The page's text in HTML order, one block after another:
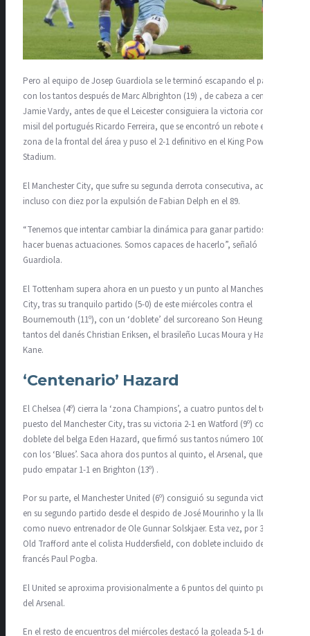
Pero al equipo de Josep Guardiola se le terminó escapando el partido
con los tantos después de Marc Albrighton (19) , de cabeza a centro de
Jamie Vardy, antes de que el Leicester consiguiera la victoria con un
misil del portugués Ricardo Ferreira, que se encontró un rebote en la
zona de la frontal del área y puso el 2-1 definitivo en el King Power
Stadium.
El Manchester City, que sufre su segunda derrota consecutiva, acabó
incluso con diez por la expulsión de Fabian Delph en el 89.
“Tenemos que intentar cambiar la dinámica para ganar partidos y
hacer buenas actuaciones. Somos capaces de hacerlo”, señaló
Guardiola.
El Tottenham supera ahora en un puesto y un punto al Manchester
City, tras su tranquilo partido (5-0) de este miércoles contra el
Bournemouth (11º), con un ‘doblete’ del surcoreano Son Heung-min y
tantos del danés Christian Eriksen, el brasileño Lucas Moura y Harry
Kane.
‘Centenario’ Hazard
El Chelsea (4º) cierra la ‘zona Champions’, a cuatro puntos del tercer
puesto del Manchester City, tras su victoria 2-1 en Watford (9º) con un
doblete del belga Eden Hazard, que firmó sus tantos número 100 y 101
con los ‘Blues’. Saca ahora dos puntos al quinto, el Arsenal, que sólo
pudo empatar 1-1 en Brighton (13º) .
Por su parte, el Manchester United (6º) consiguió su segunda victoria
en su segundo partido desde el despido de José Mourinho y la llegada
como nuevo entrenador de Ole Gunnar Solskjaer. Esta vez, por 3-0 en
Old Trafford ante el colista Huddersfield, con doblete incluido del
francés Paul Pogba.
El United se aproxima provisionalmente a 6 puntos del quinto puesto
del Arsenal.
En el resto de encuentros del miércoles destacó la goleada 5-1 del